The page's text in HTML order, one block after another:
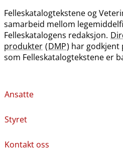
Felleskatalogtekstene og
samarbeid mellom
Felleskatalogens redaksjon.
produkter (DMP) har godkjent
som Felleskatalogtekstene er
Ansatte
Styret
Kontakt oss